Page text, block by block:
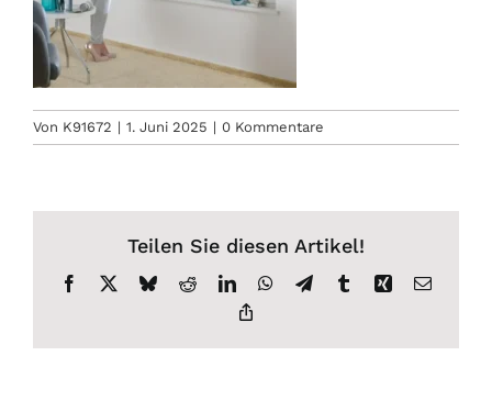
Von K91672 | 1. Juni 2025 | 0 Kommentare
Teilen Sie diesen Artikel!
Facebook BlueskyRedditLinkedInWhatsApp
TelegramTumblrXing E-